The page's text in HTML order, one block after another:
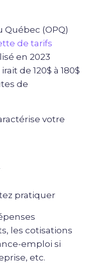
Québec (OPQ)
de tarifs
en 2023
de 120$ à 180$
de
votre
pratiquer
les cotisations
emploi si
etc.